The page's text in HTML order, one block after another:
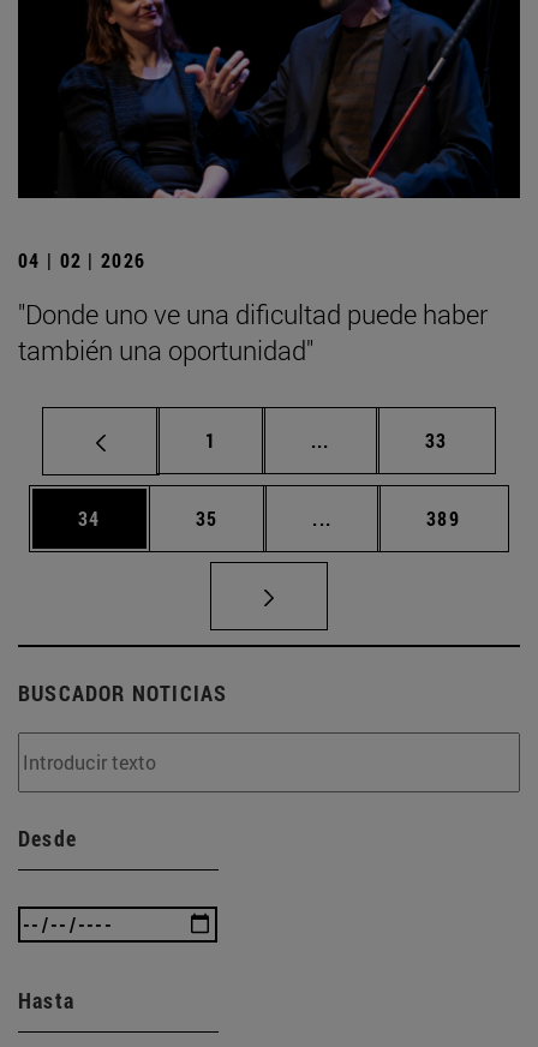
04 | 02 | 2026
"Donde uno ve una dificultad puede haber
también una oportunidad"
Página
1 ... Páginas intermedias
Página
33
Página
34 Página
35 ... Páginas intermedias
Página
389
BUSCADOR NOTICIAS
Desde
Hasta